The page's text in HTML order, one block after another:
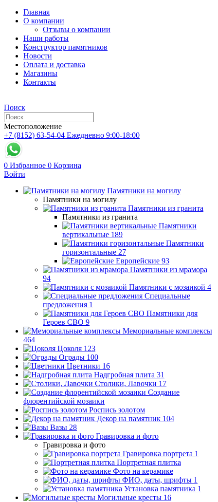
Главная
О компании
Отзывы о компании
Наши работы
Конструктор памятников
Новости
Оплата и доставка
Магазины
Контакты
Поиск
Местоположение
+7 (8152) 63-54-04 Ежедневно 9:00-18:00
0 Избранное 0 Корзина
Войти
Памятники на могилу
Памятники на могилу
Памятники из гранита
Памятники из гранита
Памятники
вертикальные 189
Памятники
горизонтальные 27
Европейские 93
Памятники из мрамора
94
Памятники с мозаикой 4
Специальные
предложения 1
Памятники для
Героев СВО 9
Мемориальные комплексы
464
Цоколя 123
Ограды 100
Цветники 16
Надгробная плита 31
Столики, Лавочки 17
Создание
флорентийской мозаики
Роспись золотом
Декор на памятник 104
Вазы 28
Гравировка и фото
Гравировка и фото
Гравировка портрета 1
Портретная плитка
Фото на керамике
ФИО, даты, шрифты 1
Установка памятника 1
Могильные кресты 16